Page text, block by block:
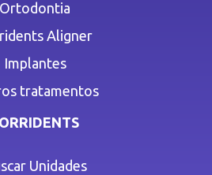
Ortodontia
Aligner
Implantes
tratamentos
Unidades